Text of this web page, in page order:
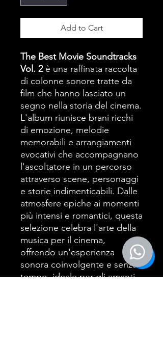
Add to Cart
The Best Movie Soundtracks
Vol. 2è una raffinata raccolta
di colonne sonore tratte da
film che hanno lasciato un
segno nella storia del cinema.
L'album riunisce brani ricchi
di emozione, melodie
memorabili e arrangiamenti
evocativi che accompagnano
l'ascoltatore in un percorso
attraverso scene, personaggi
e storie indimenticabili. Dalle
atmosfere epiche ai momenti
più intensi e romantici, questa
selezione celebra l'arte della
musica per il cinema,
offrendo un'esperienza
sonora coinvolgente e senza
tempo, ideale per gli amanti